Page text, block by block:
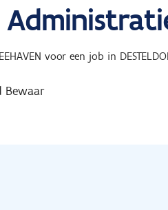
voor een job in
Bewaar